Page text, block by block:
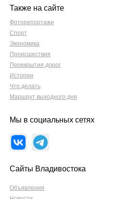
Также на сайте
Фоторепортажи
Спорт
Экономика
Происшествия
Перекрытия дорог
Истории
Что делать
Маршрут выходного дня
Мы в социальных сетях
Сайты Владивостока
Объявления